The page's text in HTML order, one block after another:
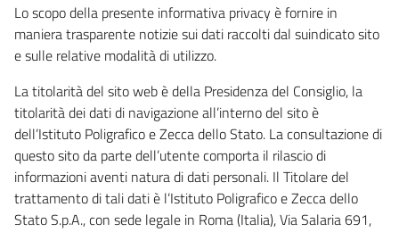
Lo scopo della presente informativa privacy è fornire in
maniera trasparente notizie sui dati raccolti dal suindicato sito
e sulle relative modalità di utilizzo.
La titolarità del sito web è della Presidenza del Consiglio, la
titolarità dei dati di navigazione all’interno del sito è
dell’Istituto Poligrafico e Zecca dello Stato. La consultazione di
questo sito da parte dell’utente comporta il rilascio di
informazioni aventi natura di dati personali. Il Titolare del
trattamento di tali dati è l’Istituto Poligrafico e Zecca dello
Stato S.p.A., con sede legale in Roma (Italia), Via Salaria 691,